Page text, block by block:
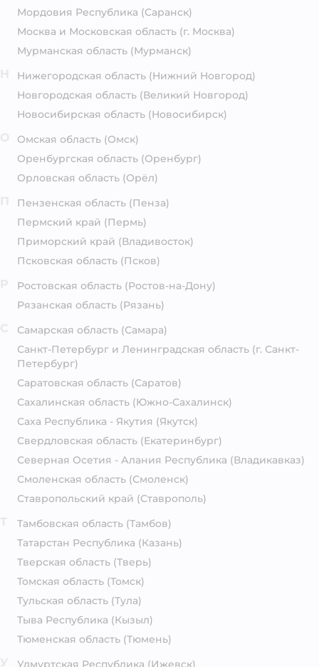
Мордовия Республика (Саранск)
Москва и Московская область (г. Москва)
Мурманская область (Мурманск)
Нижегородская область (Нижний Новгород)
Новгородская область (Великий Новгород)
Новосибирская область (Новосибирск)
Омская область (Омск)
Оренбургская область (Оренбург)
Орловская область (Орёл)
Пензенская область (Пенза)
Пермский край (Пермь)
Приморский край (Владивосток)
Псковская область (Псков)
Ростовская область (Ростов-на-Дону)
Рязанская область (Рязань)
Самарская область (Самара)
Санкт-Петербург и Ленинградская область (г. Санкт-
Петербург)
Саратовская область (Саратов)
Сахалинская область (Южно-Сахалинск)
Саха Республика - Якутия (Якутск)
Свердловская область (Екатеринбург)
Северная Осетия - Алания Республика (Владикавказ)
Смоленская область (Смоленск)
Ставропольский край (Ставрополь)
Тамбовская область (Тамбов)
Татарстан Республика (Казань)
Тверская область (Тверь)
Томская область (Томск)
Тульская область (Тула)
Тыва Республика (Кызыл)
Тюменская область (Тюмень)
Удмуртская Республика (Ижевск)